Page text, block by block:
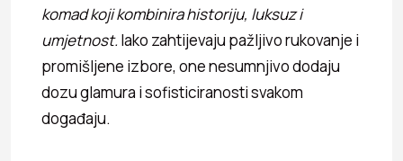
komad koji kombinira historiju, luksuz i
umjetnost. Iako zahtijevaju pažljivo rukovanje i
promišljene izbore, one nesumnjivo dodaju
dozu glamura i sofisticiranosti svakom
događaju.